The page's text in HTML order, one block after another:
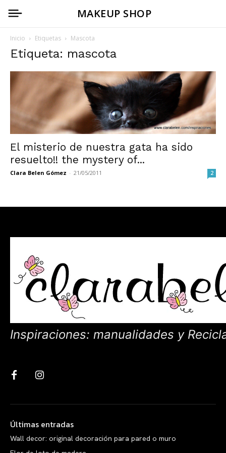
MAKEUP SHOP
Inicio Etiquetas Mascota
Etiqueta: mascota
El misterio de nuestra gata ha sido
resuelto!! the mystery of...
Clara Belen Gómez - 21/05/2011 2
Inspiraciones: manualidades y
Últimas entradas
Wall decor: original decoración para pared o muro